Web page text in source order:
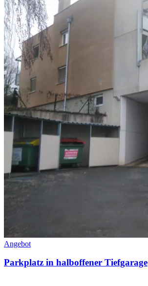
Angebot
Parkplatz in halboffener Tiefgarage